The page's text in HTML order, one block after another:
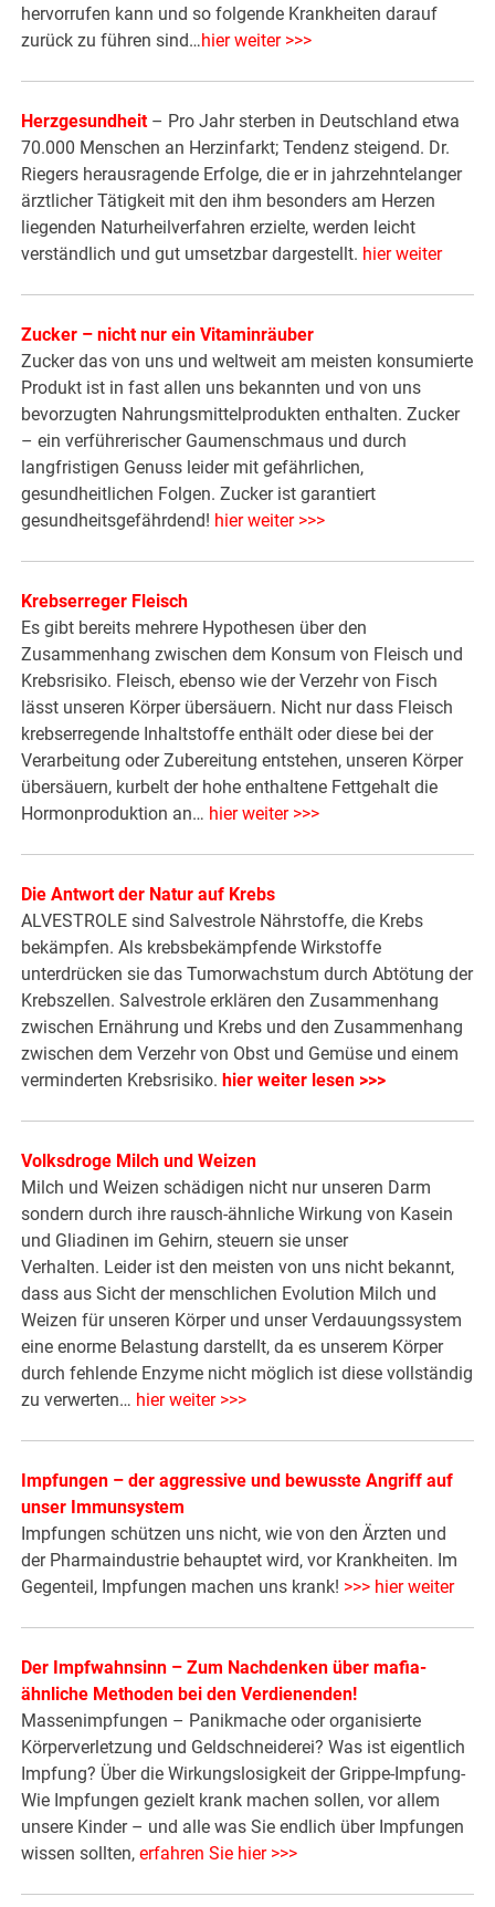
hervorrufen kann und so folgende Krankheiten darauf
zurück zu führen sind…hier weiter >>>
Herzgesundheit – Pro Jahr sterben in Deutschland etwa
70.000 Menschen an Herzinfarkt; Tendenz steigend. Dr.
Riegers herausragende Erfolge, die er in jahrzehntelanger
ärztlicher Tätigkeit mit den ihm besonders am Herzen
liegenden Naturheilverfahren erzielte, werden leicht
verständlich und gut umsetzbar dargestellt. hier weiter
Zucker – nicht nur ein Vitaminräuber
Zucker das von uns und weltweit am meisten konsumierte
Produkt ist in fast allen uns bekannten und von uns
bevorzugten Nahrungsmittelprodukten enthalten. Zucker
– ein verführerischer Gaumenschmaus und durch
langfristigen Genuss leider mit gefährlichen,
gesundheitlichen Folgen. Zucker ist garantiert
gesundheitsgefährdend! hier weiter >>>
Krebserreger Fleisch
Es gibt bereits mehrere Hypothesen über den
Zusammenhang zwischen dem Konsum von Fleisch und
Krebsrisiko. Fleisch, ebenso wie der Verzehr von Fisch
lässt unseren Körper übersäuern. Nicht nur dass Fleisch
krebserregende Inhaltstoffe enthält oder diese bei der
Verarbeitung oder Zubereitung entstehen, unseren Körper
übersäuern, kurbelt der hohe enthaltene Fettgehalt die
Hormonproduktion an… hier weiter >>>
Die Antwort der Natur auf Krebs
ALVESTROLE sind Salvestrole Nährstoffe, die Krebs
bekämpfen. Als krebsbekämpfende Wirkstoffe
unterdrücken sie das Tumorwachstum durch Abtötung der
Krebszellen. Salvestrole erklären den Zusammenhang
zwischen Ernährung und Krebs und den Zusammenhang
zwischen dem Verzehr von Obst und Gemüse und einem
verminderten Krebsrisiko. hier weiter lesen >>>
Volksdroge Milch und Weizen
Milch und Weizen schädigen nicht nur unseren Darm
sondern durch ihre rausch-ähnliche Wirkung von Kasein
und Gliadinen im Gehirn, steuern sie unser
Verhalten. Leider ist den meisten von uns nicht bekannt,
dass aus Sicht der menschlichen Evolution Milch und
Weizen für unseren Körper und unser Verdauungssystem
eine enorme Belastung darstellt, da es unserem Körper
durch fehlende Enzyme nicht möglich ist diese vollständig
zu verwerten… hier weiter >>>
Impfungen – der aggressive und bewusste Angriff auf
unser Immunsystem
Impfungen schützen uns nicht, wie von den Ärzten und
der Pharmaindustrie behauptet wird, vor Krankheiten. Im
Gegenteil, Impfungen machen uns krank! >>> hier weiter
Der Impfwahnsinn – Zum Nachdenken über mafia-
ähnliche Methoden bei den Verdienenden!
Massenimpfungen – Panikmache oder organisierte
Körperverletzung und Geldschneiderei? Was ist eigentlich
Impfung? Über die Wirkungslosigkeit der Grippe-Impfung-
Wie Impfungen gezielt krank machen sollen, vor allem
unsere Kinder – und alle was Sie endlich über Impfungen
wissen sollten,erfahren Sie hier >>>